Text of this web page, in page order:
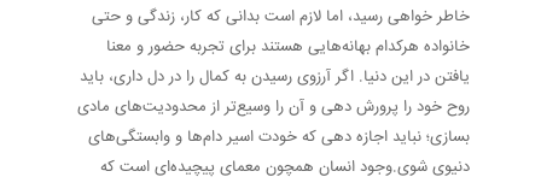
خاطر خواهی رسید، اما لازم است بدانی که کار، زندگی و حتی
خانواده هرکدام بهانه‌هایی هستند برای تجربه حضور و معنا
یافتن در این دنیا. اگر آرزوی رسیدن به کمال را در دل داری، باید
روح خود را پرورش دهی و آن را وسیع‌تر از محدودیت‌های مادی
بسازی؛ نباید اجازه دهی که خودت اسیر دام‌ها و وابستگی‌های
دنیوی شوی.وجود انسان همچون معمای پیچیده‌ای است که